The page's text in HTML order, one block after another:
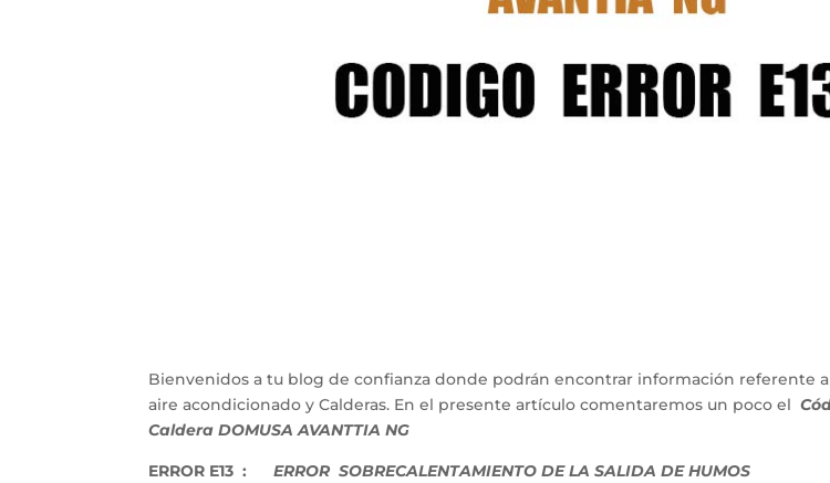
Bienvenidos a tu blog de confianza donde podrán encontrar información referente
aire acondicionado y Calderas. En el presente artículo comentaremos un poco el
Caldera DOMUSA AVANTTIA NG
ERROR E13 : ERROR SOBRECALENTAMIENTO DE LA SALIDA DE HUMOS